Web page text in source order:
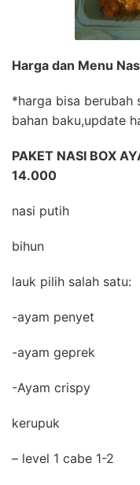
Harga dan Menu
*harga bisa berubah
bahan baku,update
PAKET NASI BOX
14.000
nasi putih
bihun
lauk pilih salah satu:
-ayam penyet
-ayam geprek
-Ayam crispy
kerupuk
– level 1 cabe 1-2